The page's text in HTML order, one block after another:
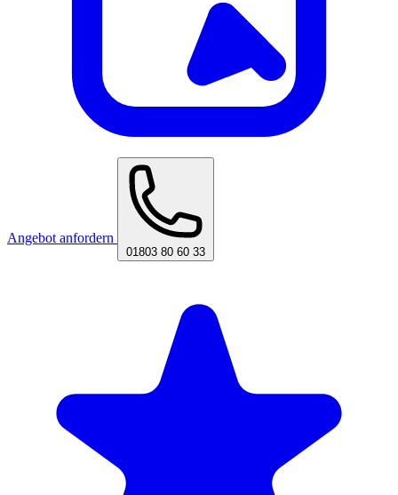
Angebot anfordern
01803 80 60 33